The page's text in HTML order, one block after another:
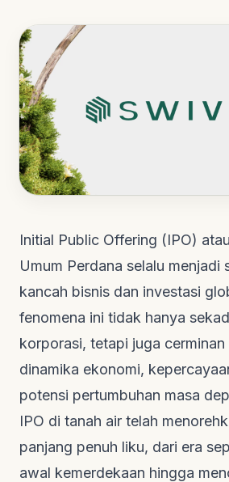
Initial Public Offering (IPO)
Umum Perdana selalu menjadi
kancah bisnis dan investasi
fenomena ini tidak hanya
korporasi, tetapi juga cerminan
dinamika ekonomi,
potensi pertumbuhan masa
IPO di tanah air telah
panjang penuh liku, dari era
awal kemerdekaan hingga